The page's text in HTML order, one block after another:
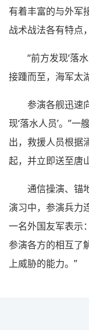
有着丰富的与外军
战术战法各有特点
“前方发现‘落
接踵而至，海军太
参演各舰迅速
现‘落水人员’。”
出，救援人员根据
起，并立即送至唐
通信操演、锚
演习中，参演兵力
一名外国友军表示
参演各方的相互了
上威胁的能力。”